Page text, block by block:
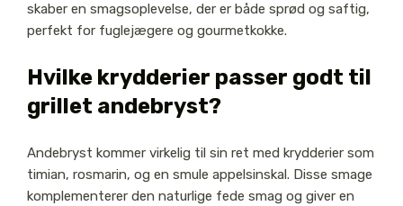
skaber en smagsoplevelse, der er både sprød og saftig,
perfekt for fuglejægere og gourmetkokke.
Hvilke krydderier passer godt til
grillet andebryst?
Andebryst kommer virkelig til sin ret med krydderier som
timian, rosmarin, og en smule appelsinskal. Disse smage
komplementerer den naturlige fede smag og giver en